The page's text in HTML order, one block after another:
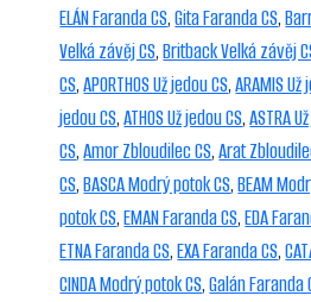
ELÁN Faranda CS,Gita Faranda CS,
Velká závěj CS,Britback Velká závěj
CS,APORTHOS Už jedou CS,ARAMIS Už
jedou CS,ATHOS Už jedou CS,ASTRA
CS,Amor Zbloudilec CS,Arat
CS,BASCA Modrý potok CS,BEAM
potok CS,EMAN Faranda CS,EDA
ETNA Faranda CS,EXA Faranda CS,
CINDA Modrý potok CS,Galán Faranda